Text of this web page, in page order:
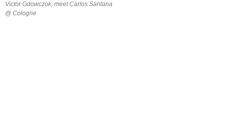
Victor Gdowczok, meet Carlos Santana
@ Cologne